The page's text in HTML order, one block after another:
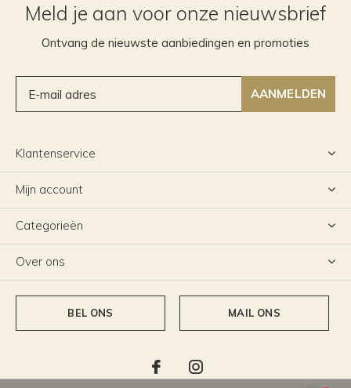
Meld je aan voor onze nieuwsbrief
Ontvang de nieuwste aanbiedingen en promoties
AANMELDEN
Klantenservice
Mijn account
Categorieën
Over ons
BEL ONS MAIL ONS